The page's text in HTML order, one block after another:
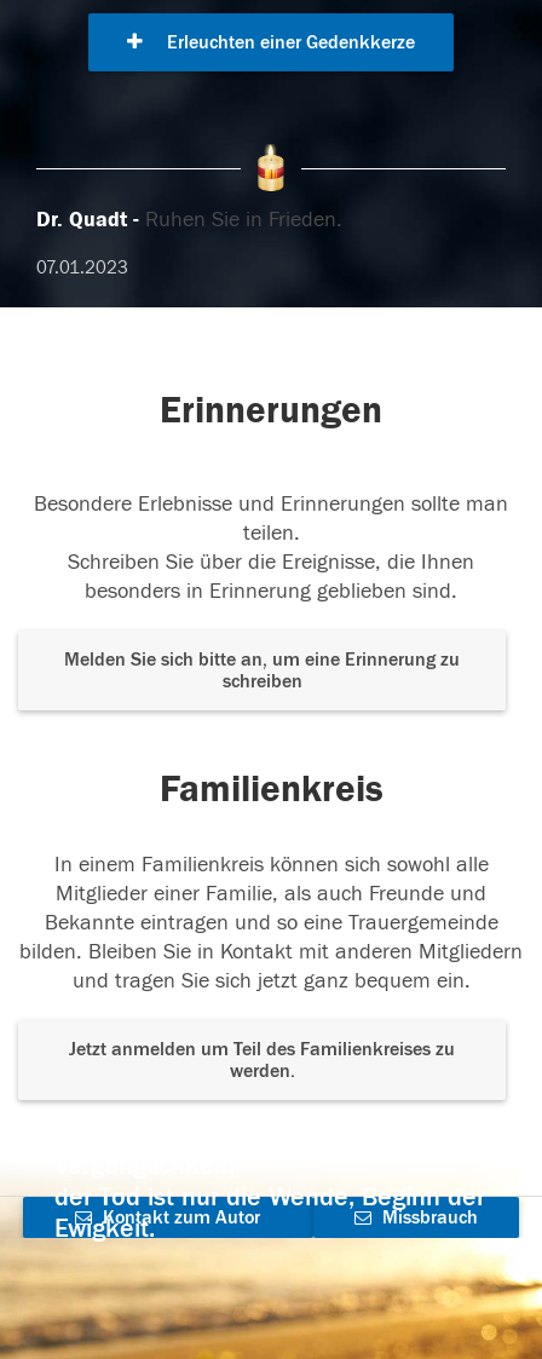
Erleuchten einer Gedenkkerze
Dr. Quadt Ruhen Sie in Frieden.
07.01.2023
Erinnerungen
Besondere Erlebnisse und Erinnerungen sollte man
teilen.
Schreiben Sie über die Ereignisse, die Ihnen
besonders in Erinnerung geblieben sind.
Melden Sie sich bitte an, um eine Erinnerung zu
schreiben
Familienkreis
In einem Familienkreis können sich sowohl alle
Mitglieder einer Familie, als auch Freunde und
Bekannte eintragen und so eine Trauergemeinde
bilden. Bleiben Sie in Kontakt mit anderen Mitgliedern
und tragen Sie sich jetzt ganz bequem ein.
Jetzt anmelden um Teil des Familienkreises zu
werden.
der Tod ist nur die Wende, Beginn der
Ewigkeit.
Kontakt zum Autor
aufnehmen
Missbrauch